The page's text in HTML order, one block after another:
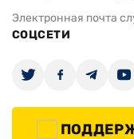
Электронная почта
СОЦСЕТИ